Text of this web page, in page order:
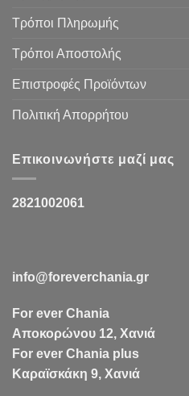
Τρόποι Πληρωμής
Τρόποι Αποστολής
Επιστροφές Προϊόντων
Πολιτική Απορρήτου
Επικοινωνήστε μαζί μας
2821002061
info@foreverchania.gr
For ever Chania
Αποκορώνου 12, Χανιά
For ever Chania plus
Καραϊσκάκη 9, Χανιά